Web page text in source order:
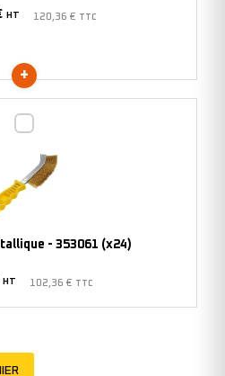
HT 120,36 €
353061
- 353061 (x24)
HT 102,36 €